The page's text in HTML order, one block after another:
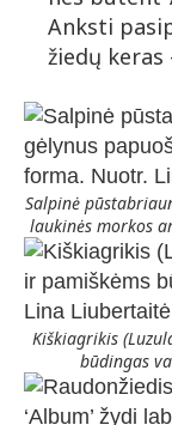
Anksti
žiedų keras
Salpinė
laukinės morkos
Kiškiagrikis
būdingas